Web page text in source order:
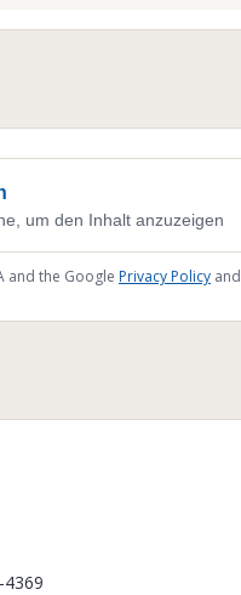
um den Inhalt anzuzeigen
and the Google Privacy Policy and